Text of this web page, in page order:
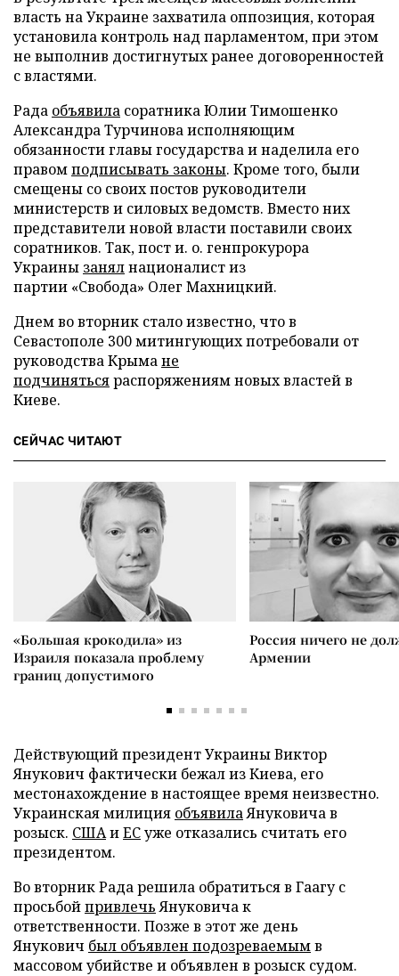
власть на Украине захватила оппозиция, которая
установила контроль над парламентом, при этом
не выполнив достигнутых ранее договоренностей
с властями.
Рада объявила соратника Юлии Тимошенко
Александра Турчинова исполняющим
обязанности главы государства и наделила его
правомподписывать законы. Кроме того, были
смещены со своих постов руководители
министерств и силовых ведомств. Вместо них
представители новой власти поставили своих
соратников. Так, пост и. о. генпрокурора
Украины занялнационалист из
партии «Свобода» Олег Махницкий.
Днем во вторник стало известно, что в
Севастополе 300 митингующих потребовали от
руководства Крымане
подчинятьсяраспоряжениям новых властей в
Киеве.
СЕЙЧАС ЧИТАЮТ
«Большая крокодила» из
Израиля показала проблему
границ допустимого
Россия ничего не
Армении
Действующий президент Украины Виктор
Янукович фактически бежал из Киева, его
местонахождение в настоящее время неизвестно.
Украинская милиция объявилаЯнуковича в
розыск. СШАиЕСуже отказались считать его
президентом.
Во вторник Рада решила обратиться в Гаагу с
просьбойпривлечьЯнуковича к
ответственности. Позже в этот же день
Янукович был объявлен подозреваемымв
массовом убийстве и объявлен в розыск судом.